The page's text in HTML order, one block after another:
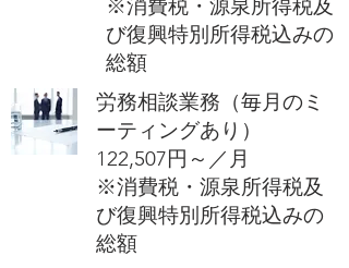
​※消費税・源泉所得税及
び復興特別所得税込みの
総額
労務相談業務（毎月のミ
ーティングあり）
​122,507円～／月
​※消費税・源泉所得税及
び復興特別所得税込みの
総額